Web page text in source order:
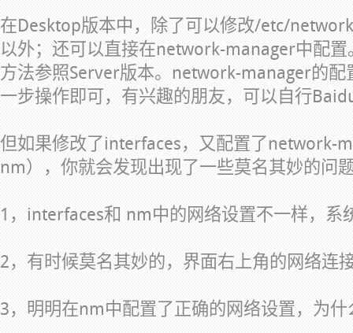
在Desktop版本中，除了可以修改/etc/
以外；还可以直接在network-manager中配
方法参照Server版本。network-manager的配
一步操作即可，有兴趣的朋友，可以自行
但如果修改了interfaces，又配置了network-
nm），你就会发现出现了一些莫名其妙的问
1，interfaces和 nm中的网络设置不一样，系
2，有时候莫名其妙的，界面右上角的网络连
3，明明在nm中配置了正确的网络设置，为